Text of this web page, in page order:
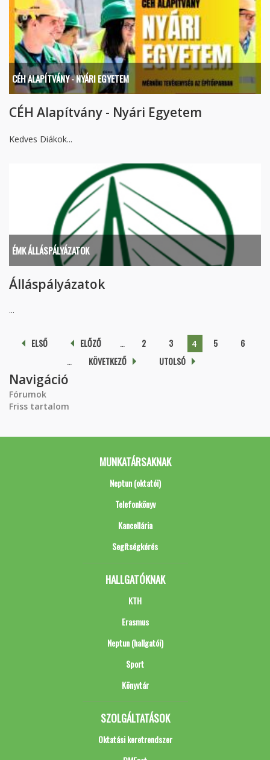
CÉH ALAPÍTVÁNY - NYÁRI EGYETEM
CÉH Alapítvány - Nyári Egyetem
Kedves Diákok...
ÉMK ÁLLÁSPÁLYÁZATOK
Álláspályázatok
...
Oldalak
ELSŐ ELŐZŐ 2 3 4 5
6
KÖVETKEZŐ UTOLSÓ
Navigáció
Fórumok
Friss tartalom
MUNKATÁRSAKNAK
Neptun (oktatói)
Telefonkönyv
Kancellária
Segítségkérés
HALLGATÓKNAK
KTH
Erasmus
Neptun (hallgatói)
Sport
Könyvtár
SZOLGÁLTATÁSOK
Oktatási keretrendszer